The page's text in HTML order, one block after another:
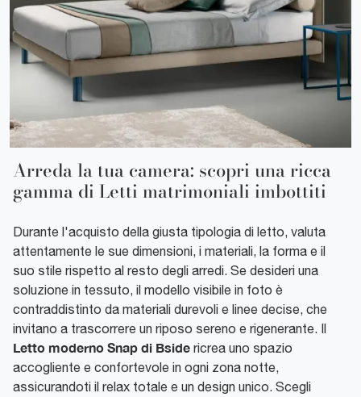
Arreda la tua camera: scopri una ricca
gamma di Letti matrimoniali imbottiti
Durante l'acquisto della giusta tipologia di letto, valuta
attentamente le sue dimensioni, i materiali, la forma e il
suo stile rispetto al resto degli arredi. Se desideri una
soluzione in tessuto, il modello visibile in foto è
contraddistinto da materiali durevoli e linee decise, che
invitano a trascorrere un riposo sereno e rigenerante. Il
Letto moderno Snap di Bside ricrea uno spazio
accogliente e confortevole in ogni zona notte,
assicurandoti il relax totale e un design unico. Scegli